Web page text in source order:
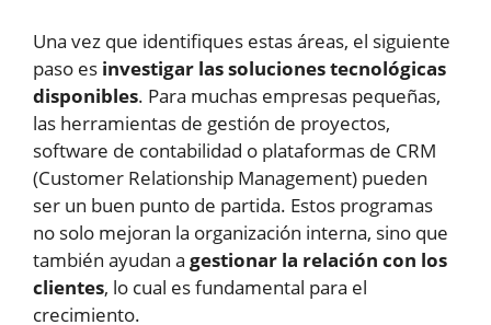
Una vez que identifiques estas áreas, el siguiente
paso es investigar las soluciones tecnológicas
disponibles. Para muchas empresas pequeñas,
las herramientas de gestión de proyectos,
software de contabilidad o plataformas de CRM
(Customer Relationship Management) pueden
ser un buen punto de partida. Estos programas
no solo mejoran la organización interna, sino que
también ayudan a gestionar la relación con los
clientes, lo cual es fundamental para el
crecimiento.